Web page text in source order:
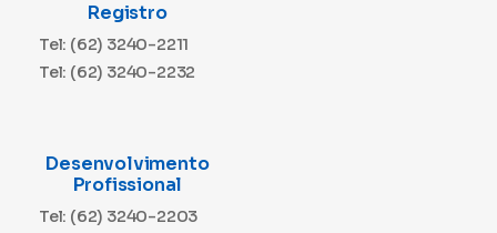
Registro
Tel: (62) 3240-2211
Tel: (62) 3240-2232
Desenvolvimento
Profissional
Tel: (62) 3240-2203